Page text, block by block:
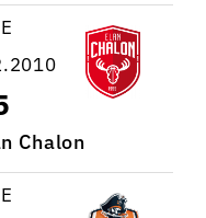
Chalon